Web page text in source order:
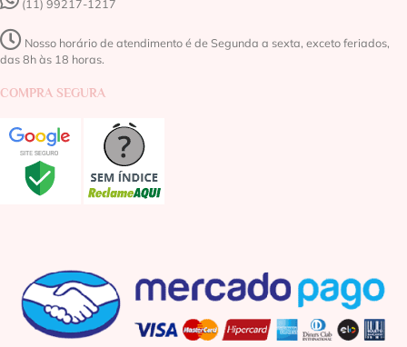
(11) 99217-1217‬
Nosso horário de atendimento é de Segunda a sexta, exceto feriados,
das 8h às 18 horas.
COMPRA SEGURA